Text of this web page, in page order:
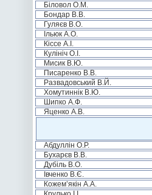
Біловол О.М.
Бондар В.В.
Гуляєв В.О.
Ільюк А.О.
Кіссе А.І.
Кулініч О.І.
Мисик В.Ю.
Писаренко В.В.
Развадовський В.Й.
Хомутиннік В.Ю.
Шипко А.Ф.
Яценко А.В.
Абдуллін О.Р.
Бухарєв В.В.
Дубіль В.О.
Івченко В.Є.
Кожем’якін А.А.